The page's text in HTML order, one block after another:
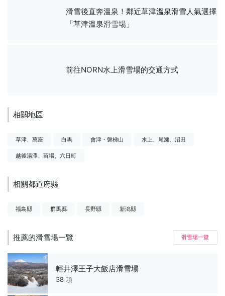
滑雪後直奔溫泉！鄰近草津溫泉滑雪人氣選擇
「草津溫泉滑雪場」
前往NORN水上滑雪場的交通方式
相關地區
草津、萬座 白馬 會津・磐梯山 水上、尾瀨、沼田
越後湯澤、苗場、六日町
相關都道府縣
福島縣 群馬縣 長野縣 新潟縣
推薦的滑雪場一覽 滑雪場一覽
輕井澤王子大飯店滑雪場
38 項